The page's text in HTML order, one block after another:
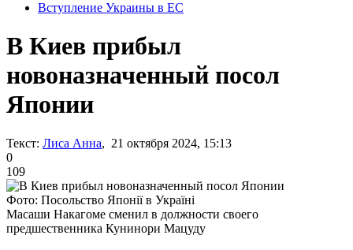
Вступление Украины в ЕС
В Киев прибыл
новоназначенный посол
Японии
Текст: Лиса Анна, 21 октября 2024, 15:13
0
109
Фото: Посольство Японії в Україні
Масаши Накагоме сменил в должности своего
предшественника Кунинори Мацуду